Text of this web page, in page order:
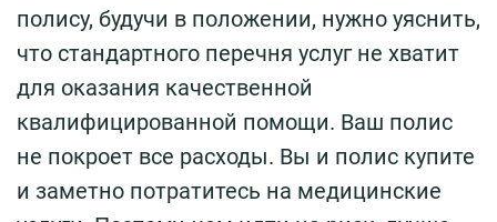
полису, будучи в положении, нужно уяснить,
что стандартного перечня услуг не хватит
для оказания качественной
квалифицированной помощи. Ваш полис
не покроет все расходы. Вы и полис купите
и заметно потратитесь на медицинские